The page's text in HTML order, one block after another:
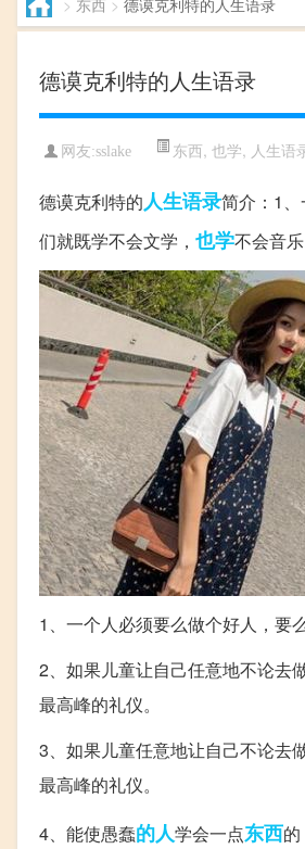
德谟克利特的人生语录
网友:sslake 东西, 也学, 人生语
德谟克利特的人生语录简介：1
们就既学不会文学， 也学不会音
1、一个人必须要么做个好人，要
2、如果儿童让自己任意地不论去
最高峰的礼仪。
3、如果儿童任意地让自己不论去
最高峰的礼仪。
4、能使愚蠢的人学会一点东西